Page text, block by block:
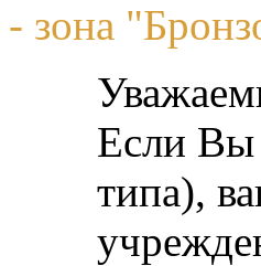
- зона
Если Вы
типа),